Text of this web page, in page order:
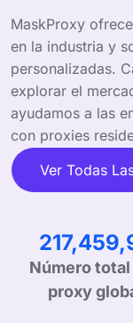
MaskProxy
en la industria y
personalizadas.
explorar el
ayudamos a las
con proxies
Ver Todas
Número total
proxy